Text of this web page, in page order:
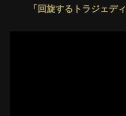
「回旋するトラジェデ